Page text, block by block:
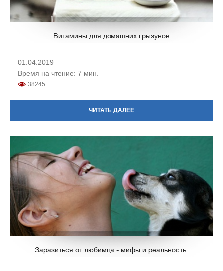
Витамины для домашних грызунов
01.04.2019
Время на чтение: 7 мин.
38245
ЧИТАТЬ ДАЛЕЕ
Заразиться от любимца - мифы и реальность.